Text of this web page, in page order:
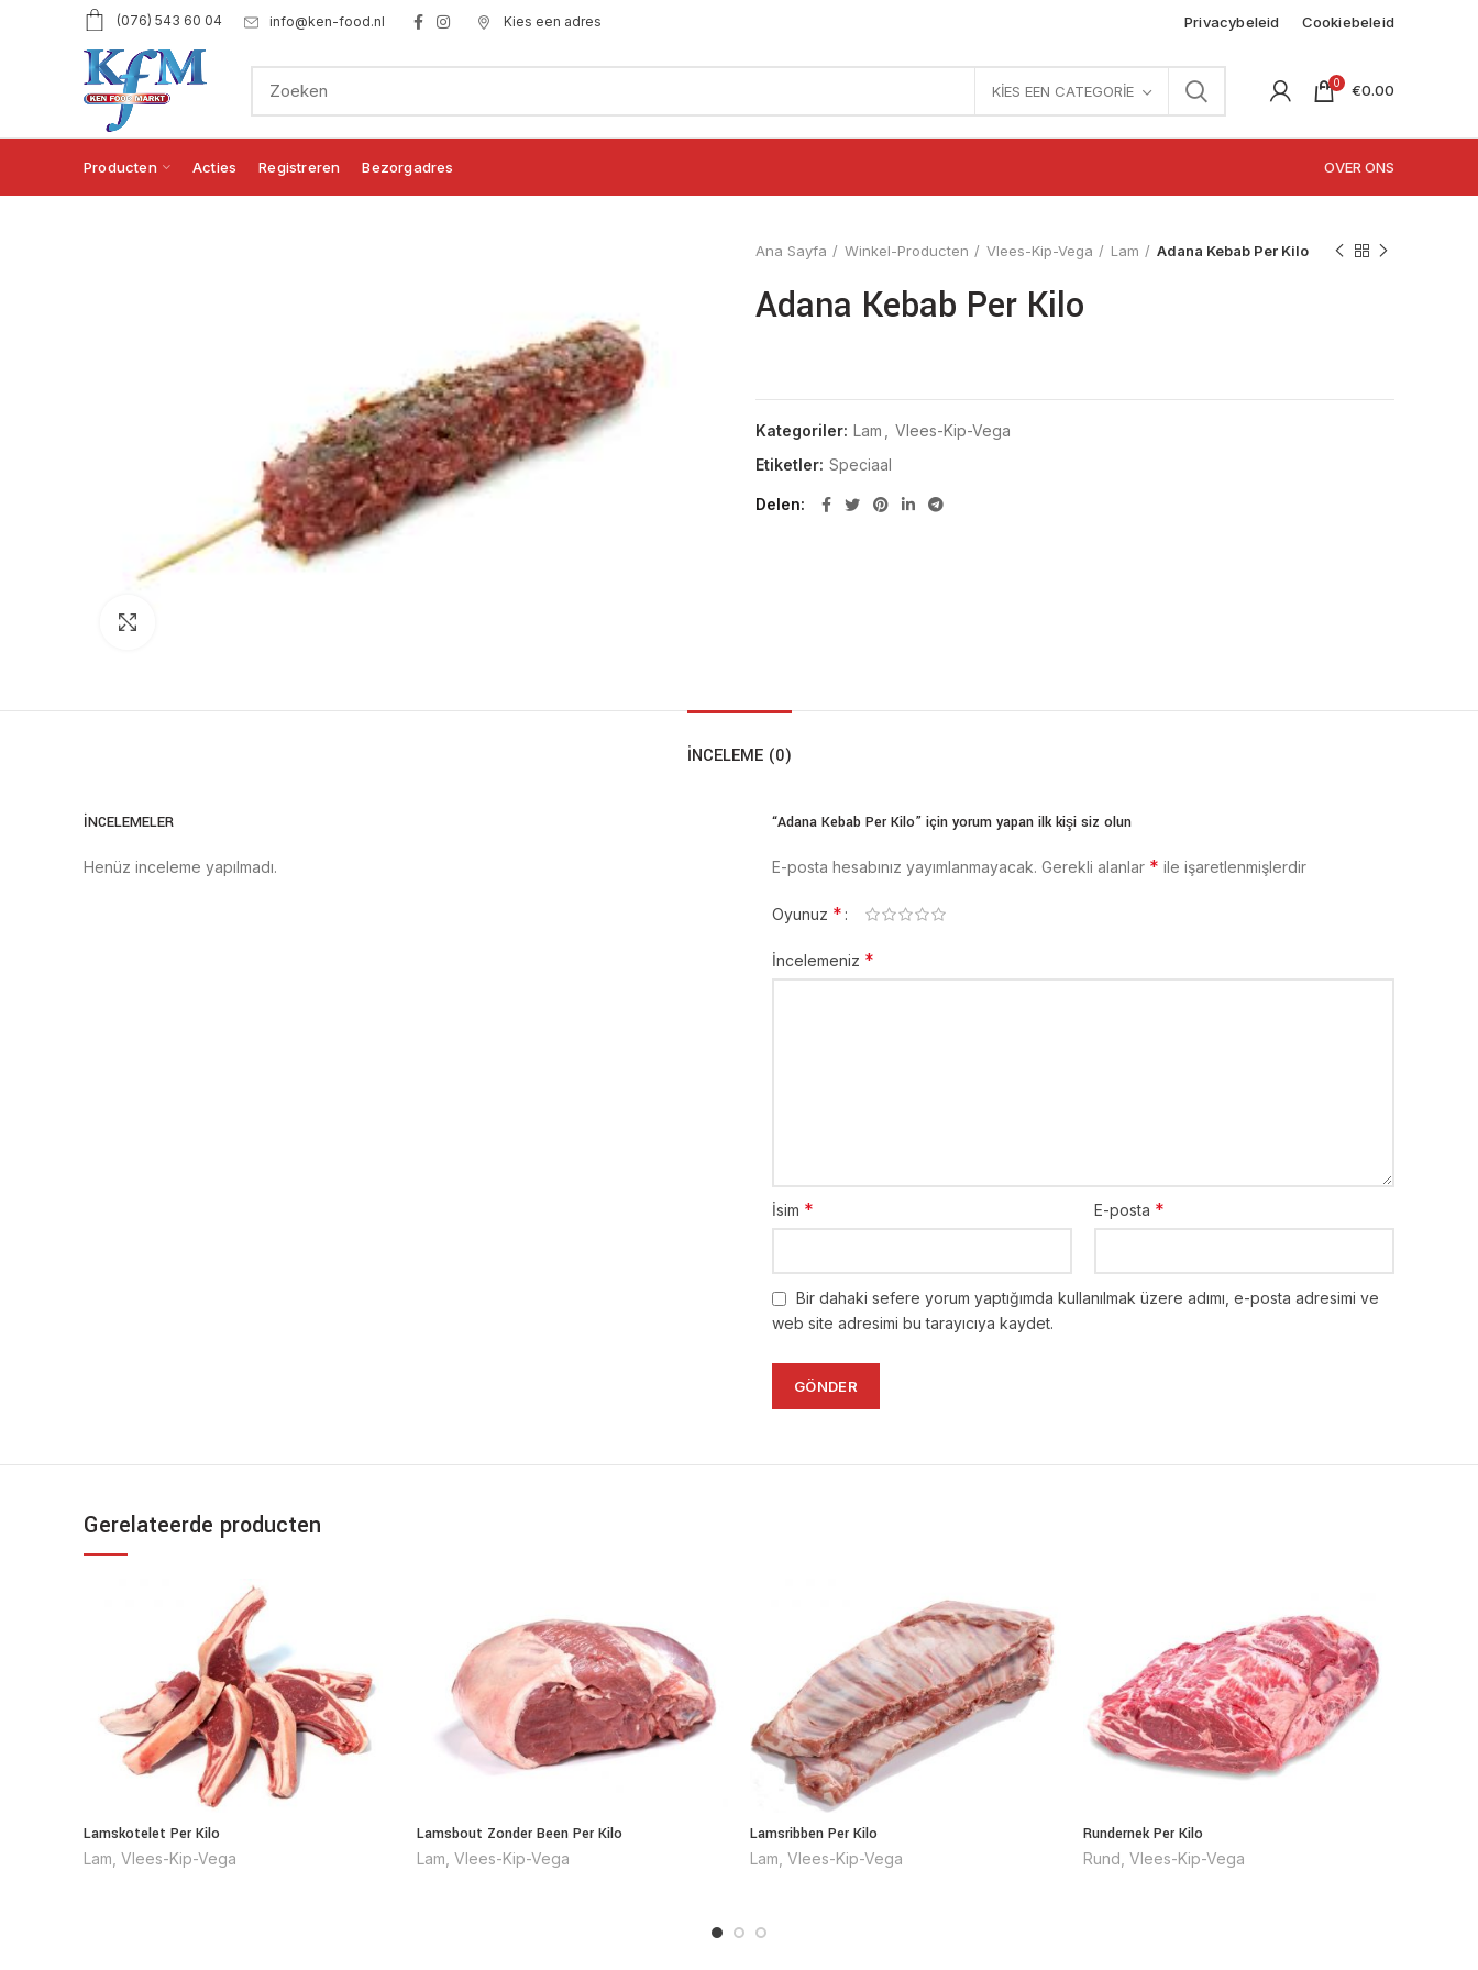
(076) 543 60 04 info@ken-food.nl Kies een adres Privacybeleid Cookiebeleid
KIES EEN CATEGORIE 0 €0.00
Producten Acties Registreren Bezorgadres OVER ONS
Ana Sayfa Winkel-Producten Vlees-Kip-Vega Lam Adana Kebab Per Kilo
Adana Kebab Per Kilo
Kategoriler: Lam
Vlees-Kip-Vega
Etiketler: Speciaal
Delen
İNCELEME (0)
İNCELEMELER
Henüz inceleme yapılmadı.
“Adana Kebab Per Kilo” için yorum yapan ilk kişi siz olun
E-posta hesabınız yayımlanmayacak. Gerekli alanlar * ile işaretlenmişlerdir
Oyunuz *
İncelemeniz *
İsim * E-posta *
Bir dahaki sefere yorum yaptığımda kullanılmak üzere adımı, e-posta adresimi ve
web site adresimi bu tarayıcıya kaydet.
Gerelateerde producten
Lamskotelet Per Kilo
Lam Vlees-Kip-Vega
Lamsbout Zonder Been Per Kilo
Lam Vlees-Kip-Vega
Lamsribben Per Kilo
Lam Vlees-Kip-Vega
Rundernek Per Kilo
Rund Vlees-Kip-Vega